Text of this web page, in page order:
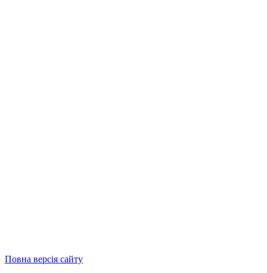
Повна версія сайту